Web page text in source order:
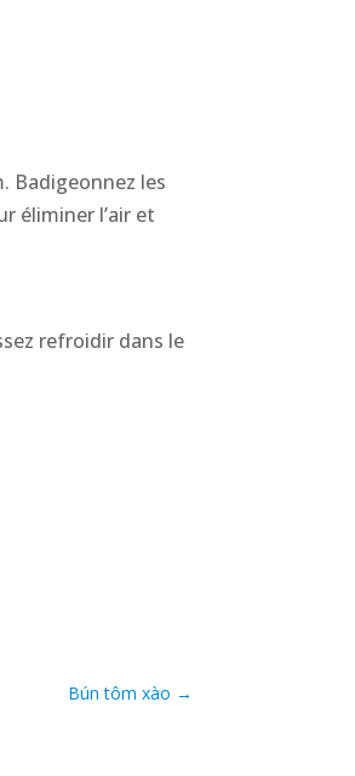
Badigeonnez les
éliminer l’air et
refroidir dans le
Bún tôm xào →